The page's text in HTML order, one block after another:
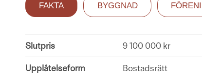
FAKTA BYGGNAD
Slutpris 9 100 000 kr
Upplåtelseform Bostadsrätt